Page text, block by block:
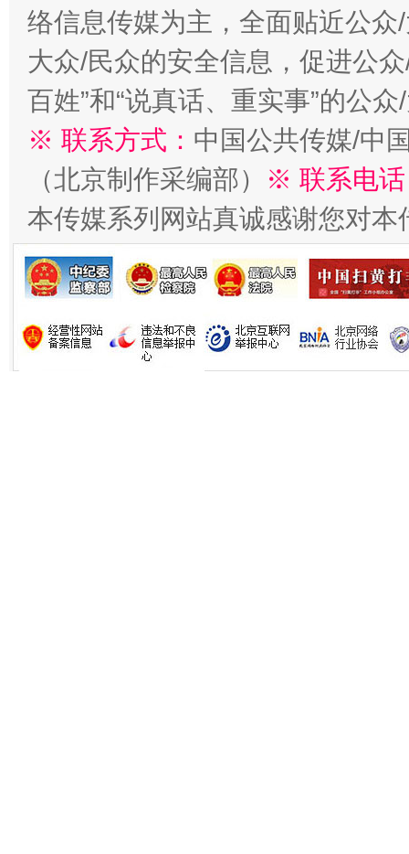
在谋一域中谋全局
今
习近平的博鳌关键词
魏明亮
络信息传媒为主，全面贴近公
大众/民众的安全信息，促进公
百姓”和“说真话、重实事”的公
※ 联系方式： 中国公共传媒/中
（北京制作采编部）
※ 联系电
本传媒系列网站真诚感谢您对